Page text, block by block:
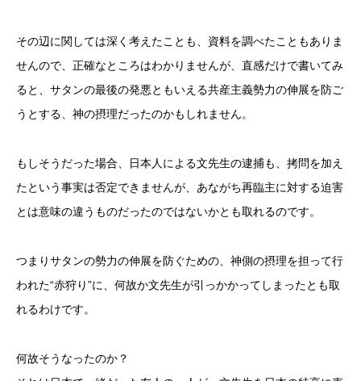
その辺に関しては深く考えたことも、資料を調べたこともありま
せんので、正確なところはわかりませんが、直感だけで書いてみ
ると、サタンの最後の発悪ともいえる共産主義勢力の伸展を防ご
うとする、神の摂理だったのかもしれません。
もしそうだった場合、日本人による文先生の逮捕も、拷問を加え
たという事実は否定できませんが、あながち再臨主に対する迫害
とは意味の違うものだったのではないかとも取れるのです。
つまりサタンの勢力の伸展を防ぐための、神側の摂理を担って行
われた“赤狩り”に、何故か文先生が引っかかってしまったとも取
れるわけです。
何故そうなったのか？